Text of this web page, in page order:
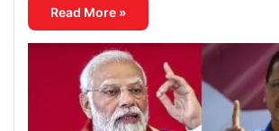
Read More »